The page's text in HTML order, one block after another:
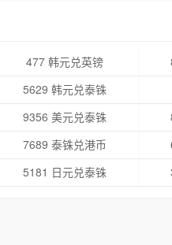
477 韩元兑英镑
5629 韩元兑泰铢
9356 美元兑泰铢
7689 泰铢兑港币
5181 日元兑泰铢